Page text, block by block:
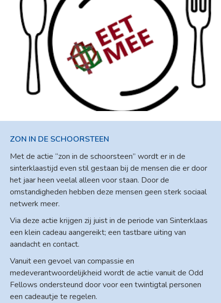
ZON IN DE SCHOORSTEEN
Met de actie “zon in de schoorsteen” wordt er in de
sinterklaastijd even stil gestaan bij de mensen die er door
het jaar heen veelal alleen voor staan. Door de
omstandigheden hebben deze mensen geen sterk sociaal
netwerk meer.
Via deze actie krijgen zij juist in de periode van Sinterklaas
een klein cadeau aangereikt; een tastbare uiting van
aandacht en contact.
Vanuit een gevoel van compassie en
medeverantwoordelijkheid wordt de actie vanuit de Odd
Fellows ondersteund door voor een twintigtal personen
een cadeautje te regelen.